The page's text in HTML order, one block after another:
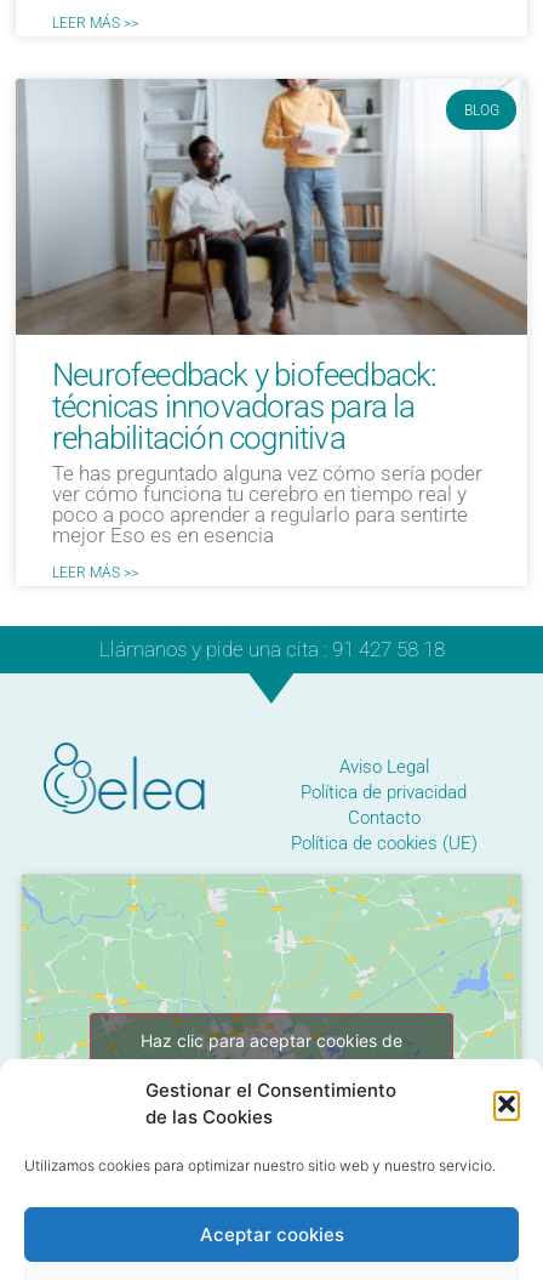
Gestionar el Consentimiento
de las Cookies
Utilizamos cookies para optimizar nuestro sitio web y nuestro servicio.
Aceptar cookies
LEER MÁS >>
BLOG
Neurofeedback y biofeedback:
técnicas innovadoras para la
rehabilitación cognitiva
Te has preguntado alguna vez cómo sería poder
ver cómo funciona tu cerebro en tiempo real y
poco a poco aprender a regularlo para sentirte
mejor Eso es en esencia
LEER MÁS >>
Llámanos y pide una cita : 91 427 58 18
Aviso Legal
Política de privacidad
Contacto
Política de cookies (UE)
Haz clic para aceptar cookies de